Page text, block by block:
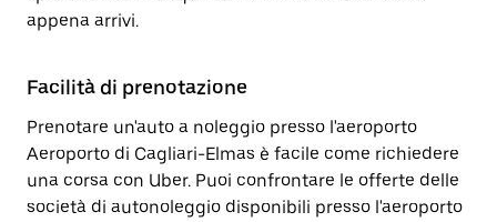
appena arrivi.
Facilità di prenotazione
Prenotare un'auto a noleggio presso l'aeroporto
Aeroporto di Cagliari-Elmas è facile come richiedere
una corsa con Uber. Puoi confrontare le offerte delle
società di autonoleggio disponibili presso l'aeroporto